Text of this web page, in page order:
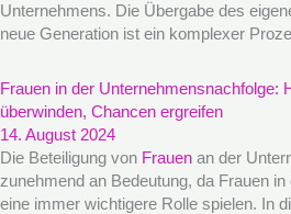
Unternehmens. Die Übergabe des
neue Generation ist ein komplexer
Frauen in der Unternehmensnachfolge:
überwinden, Chancen ergreifen
14. August 2024
Die Beteiligung von Frauen an der
zunehmend an Bedeutung, da Frauen
eine immer wichtigere Rolle spielen. In